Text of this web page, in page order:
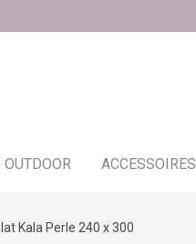
OUTDOOR ACCESSOIRES
Kala Perle 240 x 300